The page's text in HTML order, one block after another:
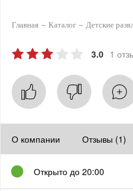
Главная Каталог Детские
3.0 1
О компании Отзывы (1)
Открыто до 20:00